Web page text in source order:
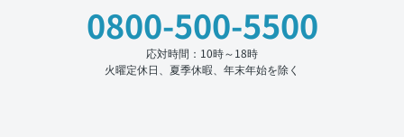
0800-500-5500
応対時間：10時～18時
火曜定休日、夏季休暇、年末年始を除く